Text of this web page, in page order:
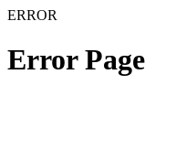
ERROR
Error Page